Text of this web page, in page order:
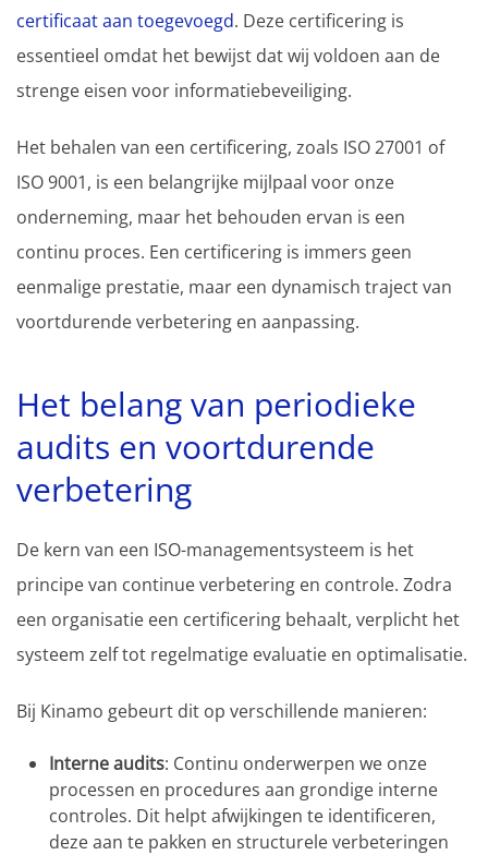
certificaat aan toegevoegd. Deze certificering is
essentieel omdat het bewijst dat wij voldoen aan de
strenge eisen voor informatiebeveiliging.
Het behalen van een certificering, zoals ISO 27001 of
ISO 9001, is een belangrijke mijlpaal voor onze
onderneming, maar het behouden ervan is een
continu proces. Een certificering is immers geen
eenmalige prestatie, maar een dynamisch traject van
voortdurende verbetering en aanpassing.
Het belang van periodieke
audits en voortdurende
verbetering
De kern van een ISO-managementsysteem is het
principe van continue verbetering en controle. Zodra
een organisatie een certificering behaalt, verplicht het
systeem zelf tot regelmatige evaluatie en optimalisatie.
Bij Kinamo gebeurt dit op verschillende manieren:
Interne audits: Continu onderwerpen we onze
processen en procedures aan grondige interne
controles. Dit helpt afwijkingen te identificeren,
deze aan te pakken en structurele verbeteringen